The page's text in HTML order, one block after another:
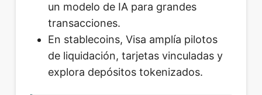
un modelo de IA para grandes
transacciones.
En stablecoins, Visa amplía pilotos
de liquidación, tarjetas vinculadas y
explora depósitos tokenizados.